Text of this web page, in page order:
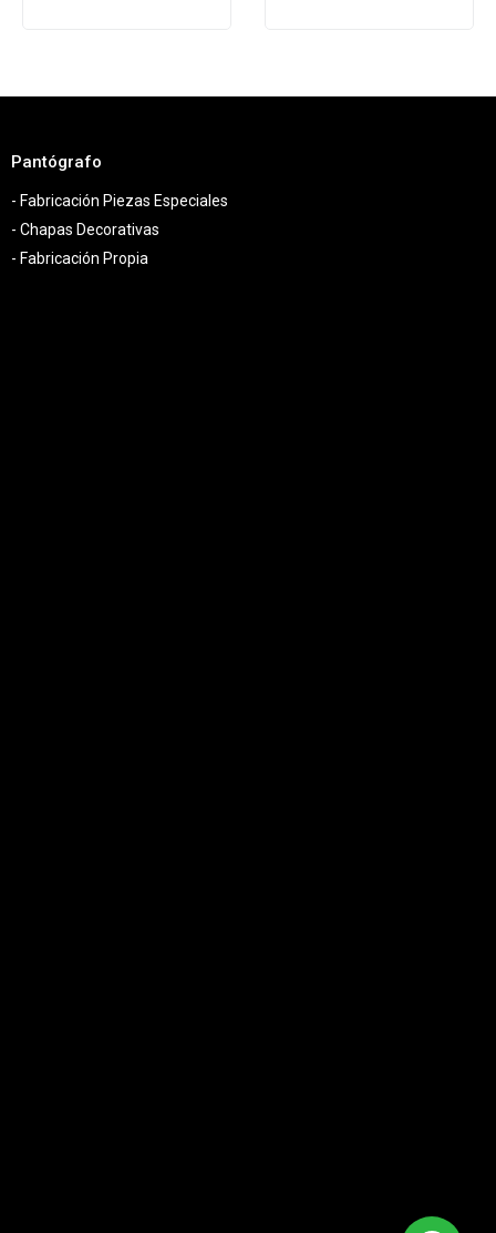
Pantógrafo
- Fabricación Piezas Especiales
- Chapas Decorativas
- Fabricación Propia